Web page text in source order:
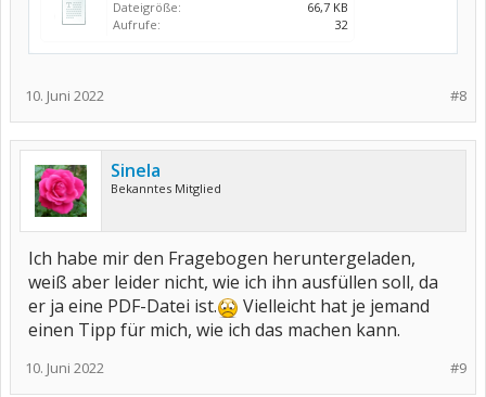
Dateigröße:
66,7 KB
Aufrufe:
32
#8
10. Juni 2022
Sinela
Bekanntes Mitglied
Ich habe mir den Fragebogen heruntergeladen,
weiß aber leider nicht, wie ich ihn ausfüllen soll, da
er ja eine PDF-Datei ist.
Vielleicht hat je jemand
einen Tipp für mich, wie ich das machen kann.
#9
10. Juni 2022